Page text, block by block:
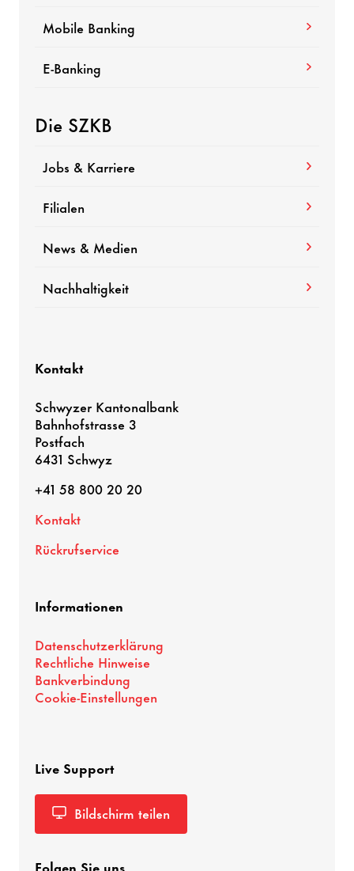
Mobile Banking
E-​Banking
Die SZKB
Jobs & Karriere
Filialen
News & Medien
Nach­hal­tig­keit
Kontakt
Schwyzer Kanto­nal­bank
Bahn­hofstrasse 3
Post­fach
6431 Schwyz
+41 58 800 20 20
Kontakt
Rück­ruf­ser­vice
Infor­ma­tionen
Daten­schutz­er­klä­rung
Recht­liche Hinweise
Bank­ver­bin­dung
Cookie-​Einstellungen
Live Support
Bild­schirm teilen
Folgen Sie uns